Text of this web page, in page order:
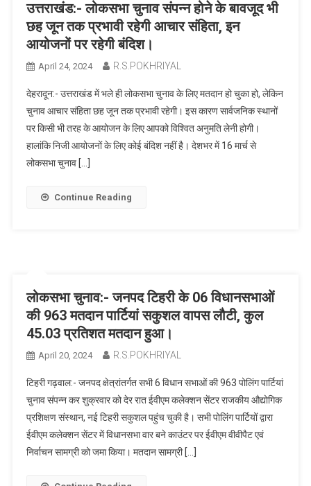
उत्तराखंड:- लोकसभा चुनाव संपन्न होने के बावजूद भी
छह जून तक प्रभावी रहेगी आचार संहिता, इन
आयोजनों पर रहेगी बंदिश।
April 24, 2024 R.S.POKHRIYAL
देहरादून:- उत्तराखंड में भले ही लोकसभा चुनाव के लिए मतदान हो चुका हो, लेकिन
चुनाव आचार संहिता छह जून तक प्रभावी रहेगी। इस कारण सार्वजनिक स्थानों
पर किसी भी तरह के आयोजन के लिए आपको विश्वित अनुमति लेनी होगी।
हालांकि निजी आयोजनों के लिए कोई बंदिश नहीं है। देशभर में 16 मार्च से
लोकसभा चुनाव […]
Continue Reading
लोकसभा चुनाव:- जनपद टिहरी के 06 विधानसभाओं
की 963 मतदान पार्टियां सकुशल वापस लौटी, कुल
45.03 प्रतिशत मतदान हुआ।
April 20, 2024 R.S.POKHRIYAL
टिहरी गढ़वाल:- जनपद क्षेत्रांतर्गत सभी 6 विधान सभाओं की 963 पोलिंग पार्टियां
चुनाव संपन्न कर शुक्रवार को देर रात ईवीएम कलेक्शन सेंटर राजकीय औद्योगिक
प्रशिक्षण संस्थान, नई टिहरी सकुशल पहुंच चुकी है। सभी पोलिंग पार्टियों द्वारा
ईवीएम कलेक्शन सेंटर में विधानसभा वार बने काउंटर पर ईवीएम वीवीपैट एवं
निर्वाचन सामग्री को जमा किया। मतदान सामग्री […]